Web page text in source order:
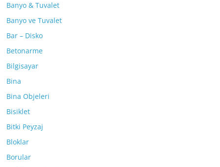
Banyo & Tuvalet
Banyo ve Tuvalet
Bar – Disko
Betonarme
Bilgisayar
Bina
Bina Objeleri
Bisiklet
Bitki Peyzaj
Bloklar
Borular